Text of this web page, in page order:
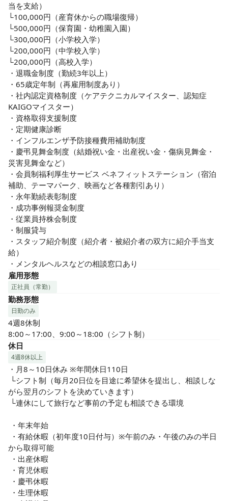
当を支給）
└100,000円（産育休からの職場復帰）
└500,000円（保育園・幼稚園入園）
└300,000円（小学校入学）
└200,000円（中学校入学）
└200,000円（高校入学）
・退職金制度（勤続3年以上）
・65歳定年制（再雇用制度あり）
・社内認定資格制度（ケアテクニカルマイスター、認知症
KAIGOマイスター）
・資格取得支援制度
・定期健康診断
・インフルエンザ予防接種費用補助制度
・慶弔見舞金制度（結婚祝い金・出産祝い金・傷病見舞金・
災害見舞金など）
・会員制福利厚生サービス ベネフィットステーション（宿泊
補助、テーマパーク、映画など各種割引あり）
・永年勤続表彰制度
・成功事例報奨金制度
・従業員持株会制度
・制服貸与
・スタッフ紹介制度（紹介者・被紹介者の双方に紹介手当支
給）
・メンタルヘルスなどの相談窓口あり
雇用形態
正社員（常勤）
勤務形態
日勤のみ
4週8休制
8:00～17:00、9:00～18:00（シフト制）
休日
4週8休以上
・月8～10日休み ※年間休日110日
がら翌月のシフトを決めていきます）
から取得可能